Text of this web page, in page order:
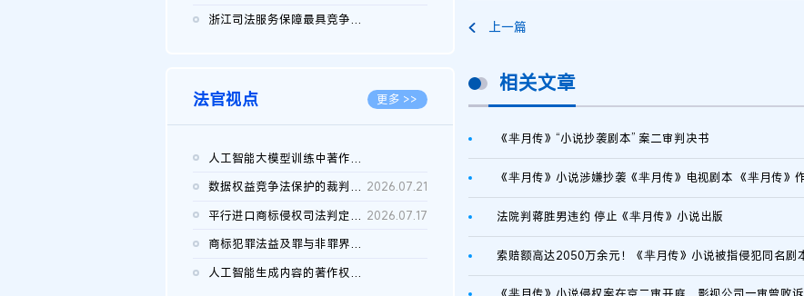
浙江司法服务保障最具竞争力营商环境建设典型案例（第二批）含侵...
法官视点 更多 >>
人工智能大模型训练中著作权的合理使用
2026.07.28
数据权益竞争法保护的裁判路径构建 2026.07.21
平行进口商标侵权司法判定规则的困境与纾解 2026.07.17
商标犯罪法益及罪与非罪界限研究
人工智能生成内容的著作权司法认定：演进逻辑、现实困境与规则建...
上一篇
相关文章
《芈月传》“小说抄袭剧本” 案二审判决书
法院判蒋胜男违约 停止《芈月传》小说出版